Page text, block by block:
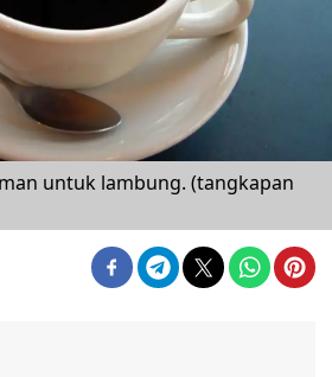
untuk lambung. (tangkapan